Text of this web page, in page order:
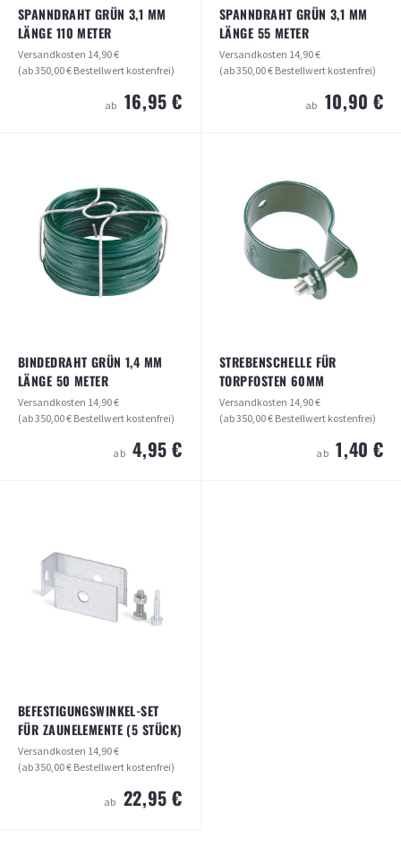
SPANNDRAHT GRÜN 3,1 MM
LÄNGE 110 METER
Versandkosten 14,90 €
(ab 350,00 € Bestellwert kostenfrei)
ab 16,95 €
(ab 350,00 € Bestellwert kostenfrei)
ab 16,95 €
ARTIKEL ANSEHEN
SPANNDRAHT GRÜN 3,1 MM
LÄNGE 55 METER
Versandkosten 14,90 €
(ab 350,00 € Bestellwert kostenfrei)
ab 10,90 €
Versandkosten14,90 €
(ab 350,00 € Bestellwert kostenfrei)
10,90 €
ARTIKEL ANSEHEN
BINDEDRAHT GRÜN 1,4 MM
LÄNGE 50 METER
Versandkosten 14,90 €
(ab 350,00 € Bestellwert kostenfrei)
ab 4,95 €
ab
STREBENSCHELLE FÜR
TORPFOSTEN 60MM
Versandkosten 14,90 €
(ab 350,00 € Bestellwert kostenfrei)
ab 1,40 €
BEFESTIGUNGSWINKEL-SET
FÜR ZAUNELEMENTE (5 STÜCK)
Versandkosten 14,90 €
(ab 350,00 € Bestellwert kostenfrei)
ab 22,95 €